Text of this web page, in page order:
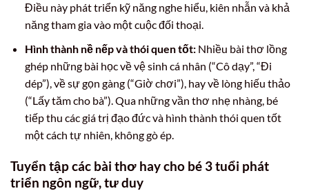
Điều này phát triển kỹ năng nghe hiểu, kiên nhẫn và khả
năng tham gia vào một cuộc đối thoại.
Hình thành nề nếp và thói quen tốt:Nhiều bài thơ lồng
ghép những bài học về vệ sinh cá nhân (“Cô dạy”, “Đi
dép”), về sự gọn gàng (“Giờ chơi”), hay về lòng hiếu thảo
(“Lấy tăm cho bà”). Qua những vần thơ nhẹ nhàng, bé
tiếp thu các giá trị đạo đức và hình thành thói quen tốt
một cách tự nhiên, không gò ép.
Tuyển tập các bài thơ hay cho bé 3 tuổi phát
triển ngôn ngữ, tư duy